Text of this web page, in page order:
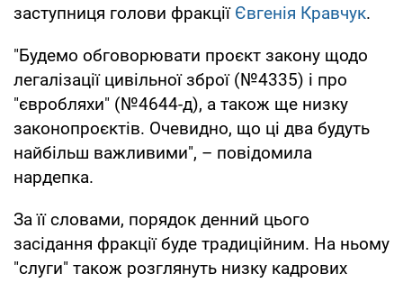
заступниця голови фракції Євгенія Кравчук.
"Будемо обговорювати проєкт закону щодо
легалізації цивільної зброї (№4335) і про
"євробляхи" (№4644-д), а також ще низку
законопроєктів. Очевидно, що ці два будуть
найбільш важливими", – повідомила
нардепка.
За її словами, порядок денний цього
засідання фракції буде традиційним. На ньому
"слуги" також розглянуть низку кадрових